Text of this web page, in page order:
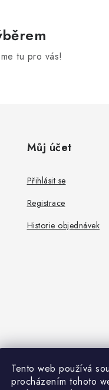
Tento web používá
procházením tohoto
tu pro vás!
Můj účet
Přihlásit se
Registrace
Historie objednávek